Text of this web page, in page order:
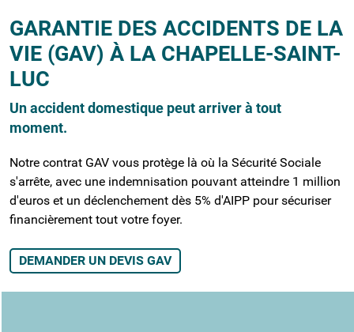
GARANTIE DES ACCIDENTS DE LA
VIE (GAV) À LA CHAPELLE-SAINT-
LUC
Un accident domestique peut arriver à tout
moment.
Notre contrat GAV vous protège là où la Sécurité Sociale
s'arrête, avec une indemnisation pouvant atteindre 1 million
d'euros et un déclenchement dès 5% d'AIPP pour sécuriser
financièrement tout votre foyer.
DEMANDER UN DEVIS GAV